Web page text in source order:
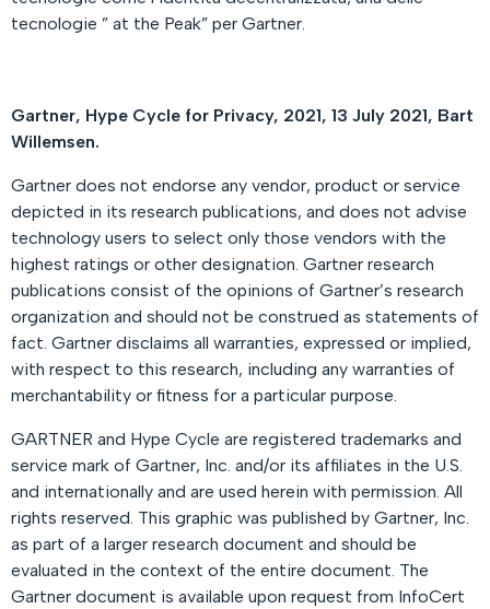
tecnologie ” at the Peak” per Gartner.
Gartner, Hype Cycle for Privacy, 2021, 13 July 2021, Bart
Willemsen.
Gartner does not endorse any vendor, product or service
depicted in its research publications, and does not advise
technology users to select only those vendors with the
highest ratings or other designation. Gartner research
publications consist of the opinions of Gartner’s research
organization and should not be construed as statements of
fact. Gartner disclaims all warranties, expressed or implied,
with respect to this research, including any warranties of
merchantability or fitness for a particular purpose.
GARTNER and Hype Cycle are registered trademarks and
service mark of Gartner, Inc. and/or its affiliates in the U.S.
and internationally and are used herein with permission. All
rights reserved. This graphic was published by Gartner, Inc.
as part of a larger research document and should be
evaluated in the context of the entire document. The
Gartner document is available upon request from InfoCert